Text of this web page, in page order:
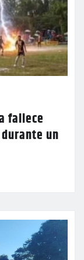
fallece
un